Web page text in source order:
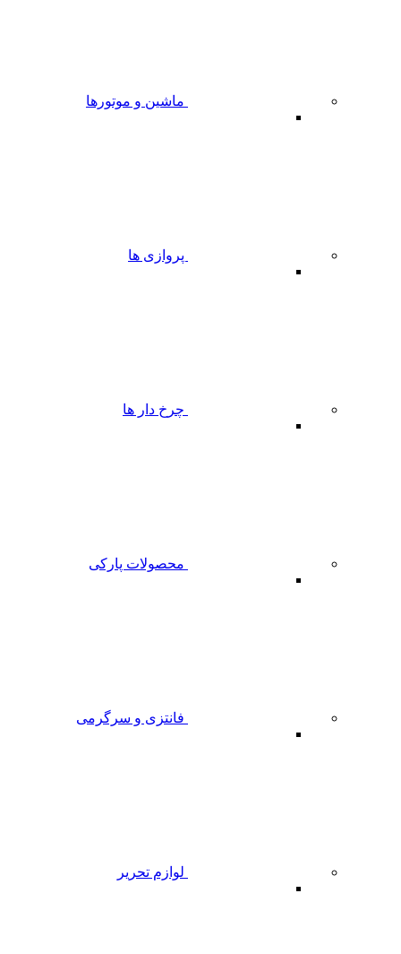
ماشین و موتورها
پروازی ها
چرخ دار ها
محصولات پارکی
فانتزی و سرگرمی
لوازم تحریر